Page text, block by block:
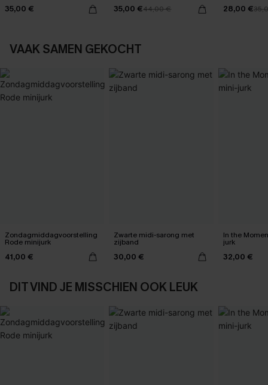
35,00 € 35,00 €44,00 € 28,00 €
VAAK SAMEN GEKOCHT
Zondagmiddagvoorstelling
Rode minijurk
41,00 €
Zwarte midi-sarong met
zijband
30,00 €
In the
jurk
32,00 €
DIT VIND JE MISSCHIEN OOK LEUK